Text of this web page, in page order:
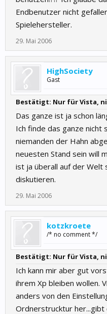
Endbenutzer nicht
Spielehersteller.
29. Mai 2006
HighSociety
Gast
Bestätigt: Nur für Vista,
Das ganze ist ja schon
Ich finde das ganze nicht
niemanden der Hahn
neuesten Stand sein will
ist ja überall auf der Welt
diskutieren.
29. Mai 2006
kotzkroete
/* no comment */
Bestätigt: Nur für Vista,
Ich kann mir aber gut
ihrem Xp bleiben wollen.
anders von den
Ordnerstrucktur her...gibt